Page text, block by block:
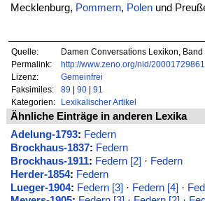
Mecklenburg, Pommern, Polenund
Quelle:
Damen Conversations Lexikon, Band
Permalink:
http://www.zeno.org/nid/20001729861
Lizenz:
Gemeinfrei
Faksimiles:
89 | 90| 91
Kategorien:
Lexikalischer Artikel
Ähnliche Einträge in anderen Lexika
Adelung-1793: Federn
Brockhaus-1837: Federn
Brockhaus-1911: Federn [2] · Federn
Herder-1854: Federn
Lueger-1904: Federn [3] · Federn [4] ·